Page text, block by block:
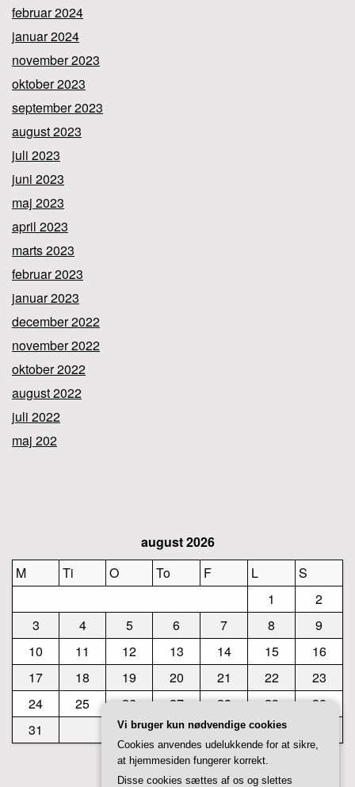
februar 2024
januar 2024
november 2023
oktober 2023
september 2023
august 2023
juli 2023
juni 2023
maj 2023
april 2023
marts 2023
februar 2023
januar 2023
december 2022
november 2022
oktober 2022
august 2022
juli 2022
maj 202
august 2026
M
Ti O To F L
S
1
2
3
4 5 6 7 8
9
10
11 12 13 14 15
16
17
18 19 20 21 22
23
24
25 26 27 28 29
30
31
« jul
Vi bruger kun nødvendige cookies
Cookies anvendes udelukkende for at sikre,
at hjemmesiden fungerer korrekt.
Disse cookies sættes af os og slettes